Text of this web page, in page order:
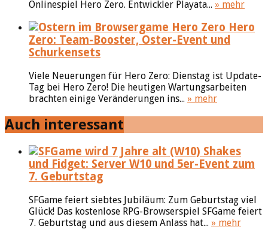
Onlinespiel Hero Zero. Entwickler Playata... » mehr
Hero
Zero: Team-Booster, Oster-Event und
Schurkensets
Viele Neuerungen für Hero Zero: Dienstag ist Update-
Tag bei Hero Zero! Die heutigen Wartungsarbeiten
brachten einige Veränderungen ins... » mehr
Auch interessant
Shakes
und Fidget: Server W10 und 5er-Event zum
7. Geburtstag
SFGame feiert siebtes Jubiläum: Zum Geburtstag viel
Glück! Das kostenlose RPG-Browserspiel SFGame feiert
7. Geburtstag und aus diesem Anlass hat... » mehr